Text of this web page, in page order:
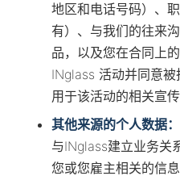
地区和电话号码）、
有）、与我们的往来
品，以及您在合同上
INglass 活动并同意
用于该活动的相关宣传
其他来源的个人数据：
与INglass建立业务关
您或您雇主相关的信